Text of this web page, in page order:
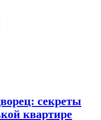
секреты
квартире